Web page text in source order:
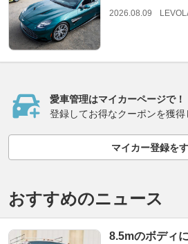
2026.08.09
愛車管理はマイカーページで！
登録してお得なクーポンを獲得
マイカー登録を
おすすめのニュース
8.5mのボディ